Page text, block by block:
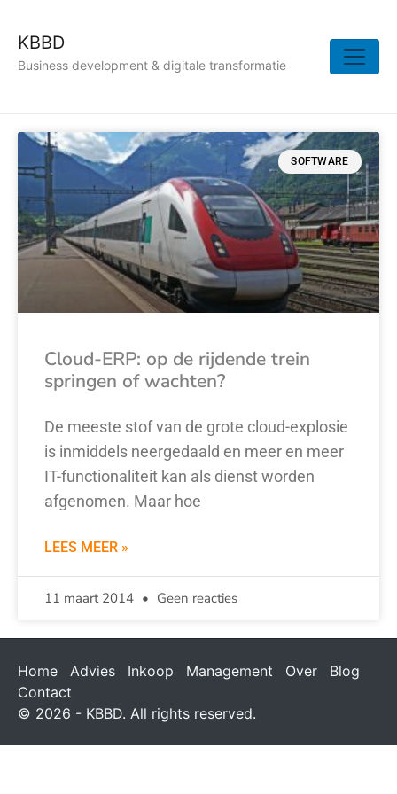
KBBD
Business development & digitale transformatie
SOFTWARE
Cloud-ERP: op de rijdende trein
springen of wachten?
De meeste stof van de grote cloud-explosie
is inmiddels neergedaald en meer en meer
IT-functionaliteit kan als dienst worden
afgenomen. Maar hoe
LEES MEER »
11 maart 2014 Geen reacties
Home Advies Inkoop Management Over
Blog
Contact
© 2026 - KBBD. All rights reserved.